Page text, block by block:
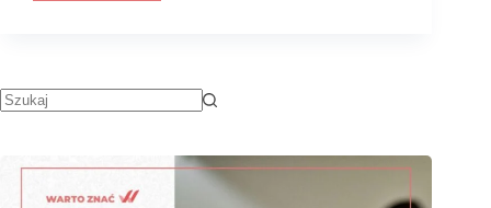
Allegro
Ads
zwiększyć
sprzedaż